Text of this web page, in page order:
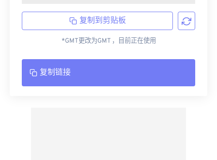
复制到剪贴板
*GMT更改为GMT ，目前正在使用
复制链接